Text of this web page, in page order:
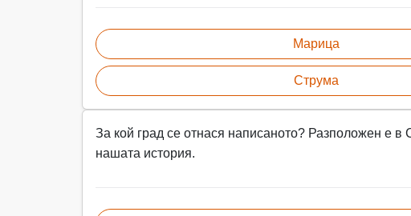
Марица
Струма
За кой град се отнася написаното? Разположен е в
нашата история.